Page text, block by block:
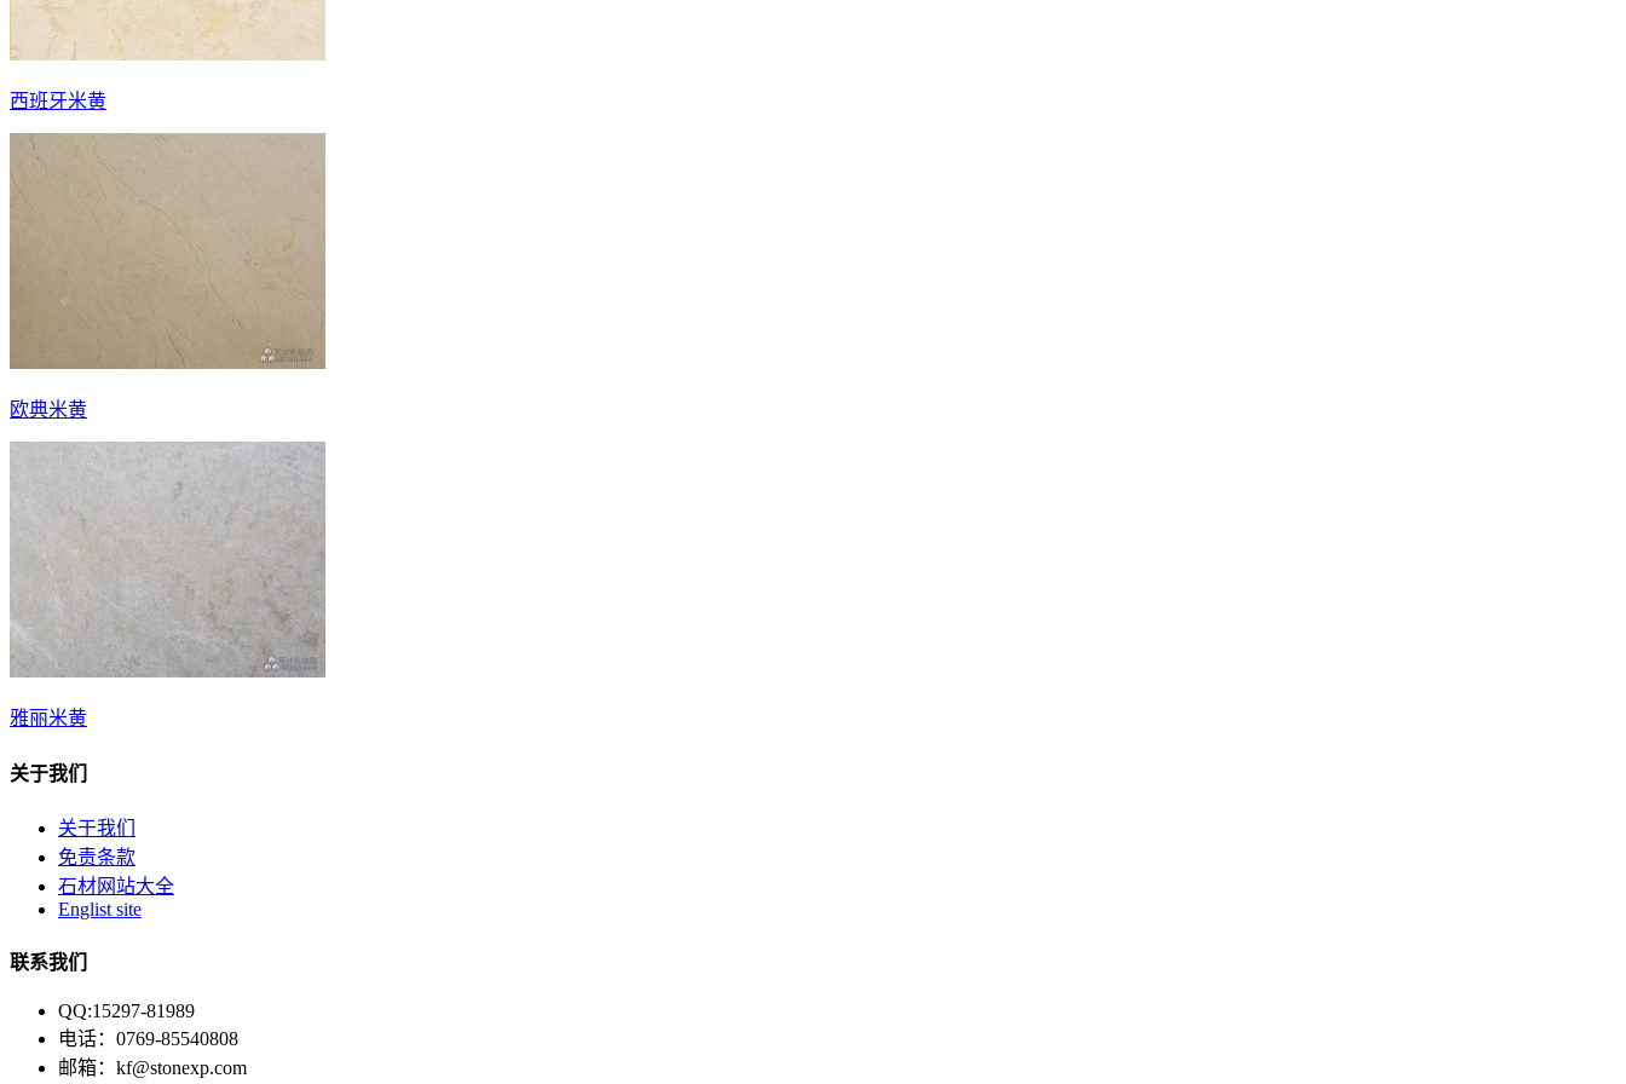
西班牙米黄
欧典米黄
雅丽米黄
关于我们
关于我们
免责条款
石材网站大全
Englist site
联系我们
QQ:15297-81989
电话：0769-85540808
邮箱：kf@stonexp.com